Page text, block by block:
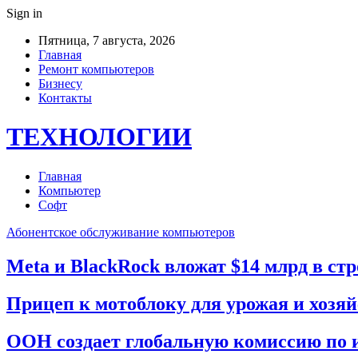
Sign in
Пятница, 7 августа, 2026
Главная
Ремонт компьютеров
Бизнесу
Контакты
ТЕХНОЛОГИИ
Главная
Компьютер
Софт
Абонентское обслуживание компьютеров
Meta и BlackRock вложат $14 млрд в
Прицеп к мотоблоку для урожая и
ООН создает глобальную комиссию по